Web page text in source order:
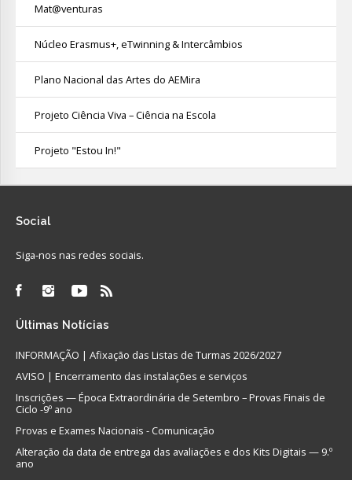
Mat@venturas
Núcleo Erasmus+, eTwinning & Intercâmbios
Plano Nacional das Artes do AEMira
Projeto Ciência Viva – Ciência na Escola
Projeto "Estou In!"
Social
Siga-nos nas redes sociais.
Últimas Notícias
INFORMAÇÃO | Afixação das Listas de Turmas 2026/2027
AVISO | Encerramento das instalações e serviços
Inscrições — Época Extraordinária de Setembro – Provas Finais de
Ciclo -9º ano
Provas e Exames Nacionais - Comunicação
Alteração da data de entrega das avaliações e dos Kits Digitais — 9.º
ano